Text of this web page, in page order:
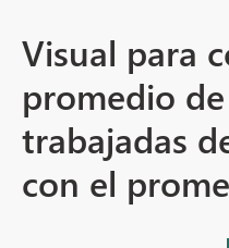
Visual para
promedio
trabajadas
con el